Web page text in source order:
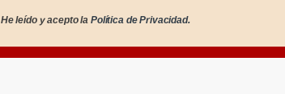
He leído y acepto la Política de Privacidad.